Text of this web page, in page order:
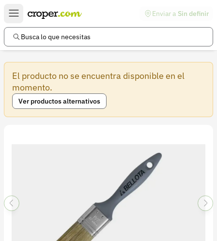
Enviar a Sin definir
Busca lo que necesitas
El producto no se encuentra disponible en el
momento.
Ver productos alternativos
Enlaces de interés
Preguntas frecuentes
Ayuda
Información legal
Términos y condiciones
Registrarse
Recuperar contraseña